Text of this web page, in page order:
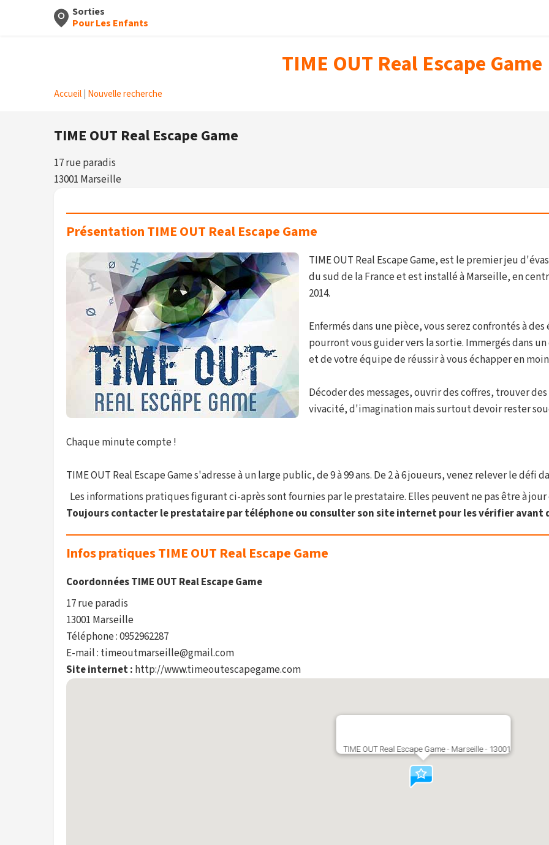
Sorties
Pour Les Enfants
TIME OUT Real Escape Game
Accueil Nouvelle recherche
TIME OUT Real Escape Game
17 rue paradis
13001 Marseille
Présentation TIME OUT Real Escape Game
TIME OUT Real Escape Game, est le premier jeu
du sud de la France et est installé à Marseille, en
2014.
Enfermés dans une pièce, vous serez confrontés à
pourront vous guider vers la sortie. Immergés dans
et de votre équipe de réussir à vous échapper en
Décoder des messages, ouvrir des coffres, trouver
vivacité, d'imagination mais surtout devoir rester
Chaque minute compte !
TIME OUT Real Escape Game s'adresse à un large public, de 9 à 99 ans. De 2 à 6 joueurs, venez relever le défi
Les informations pratiques figurant ci-après sont fournies par le prestataire. Elles peuvent ne pas être à
Toujours contacter le prestataire par téléphone ou consulter son site internet pour les vérifier avant
Infos pratiques TIME OUT Real Escape Game
Coordonnées TIME OUT Real Escape Game
17 rue paradis
13001 Marseille
Téléphone : 0952962287
E-mail : timeoutmarseille@gmail.com
Site internet : http://www.timeoutescapegame.com
TIME OUT Real Escape Game - Marseille - 13001